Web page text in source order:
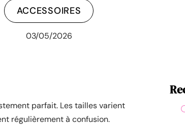
ACCESSOIRES
03/05/2026
parfait. Les tailles varient
régulièrement à confusion.